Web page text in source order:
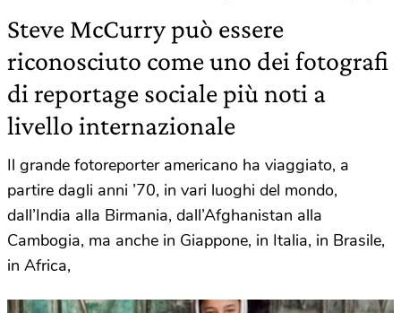
Steve McCurry può essere
riconosciuto come uno dei fotografi
di reportage sociale più noti a
livello internazionale
Il grande fotoreporter americano ha viaggiato, a
partire dagli anni ’70, in vari luoghi del mondo,
dall’India alla Birmania, dall’Afghanistan alla
Cambogia, ma anche in Giappone, in Italia, in Brasile,
in Africa,